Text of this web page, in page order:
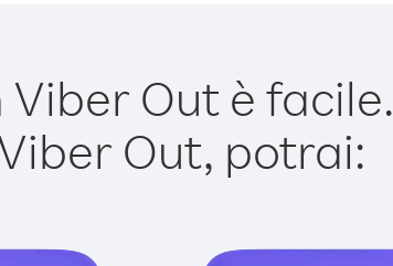
Out è facile.
Out, potrai: